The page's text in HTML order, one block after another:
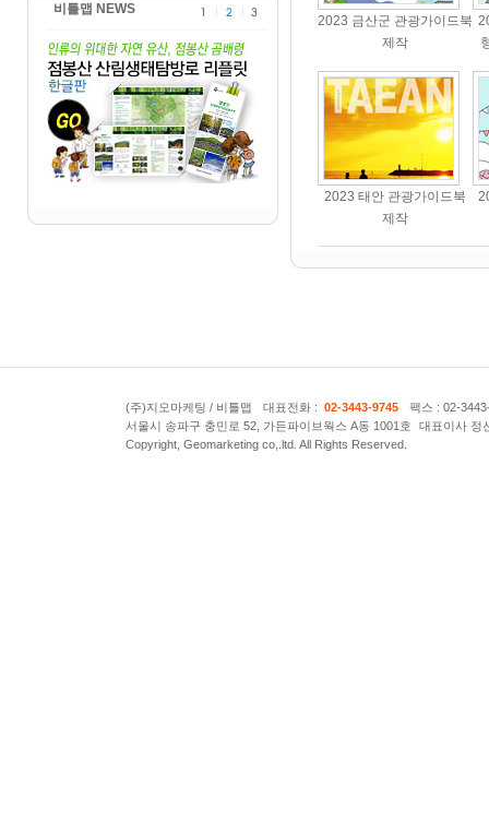
비틀맵 NEWS
2023 금산군 관광가이드북
제작
2023 태안 관광가이드북
제작
(주)지오마케팅 / 비틀맵 대표전화 : 02-3443-9745
팩스 : 02-
서울시 송파구 충민로 52, 가든파이브웍스 A동 1001호
대표이사 정
Copyright, Geomarketing co,.ltd. All Rights Reserved.